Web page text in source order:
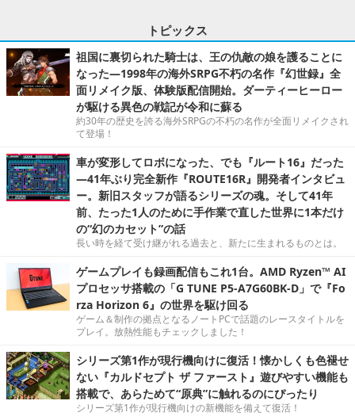
トピックス
祖国に裏切られた騎士は、王の仇敵の娘を護ることに
なった―1998年の海外SRPG不朽の名作『幻世録』全
面リメイク版、体験版配信開始。ダーティーヒーロー
が駆ける異色の戦記が令和に蘇る
約30年の歴史を誇る海外SRPGの不朽の名作が全面リメイクされ
て登場！
車が変形してロボになった、でも『ルート16』だった
―41年ぶり完全新作『ROUTE16R』開発者インタビュ
ー。新旧スタッフが語るシリーズの魂。そして41年
前、たった1人のために手作業で直した世界に1本だけ
の“幻のカセット”の話
長い時を経て受け継がれる過去と、新たに生まれるものとは。
ゲームプレイも録画配信もこれ1台。AMD Ryzen™ AI
プロセッサ搭載の「G TUNE P5-A7G60BK-D」で『Fo
rza Horizon 6』の世界を駆け回る
ゲーム＆制作の拠点となるノートPCで話題のレースタイトルを
プレイ。放熱性能もチェックしました！
シリーズ第1作が現行機向けに復活！懐かしくも色褪せ
ない『カルドセプト ザ ファースト』遊びやすい機能も
搭載で、あらためて“原典”に触れるのにぴったり
シリーズ第1作が現行機向けの新機能を備えて復活！